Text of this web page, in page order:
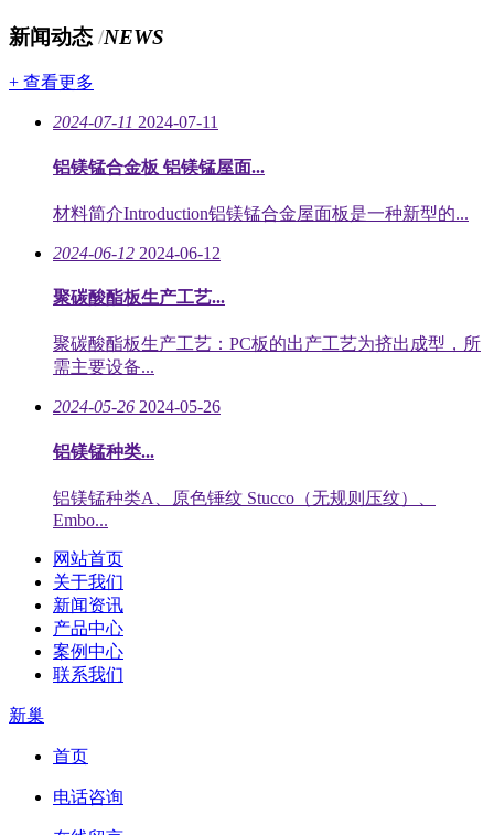
新闻动态 /NEWS
+ 查看更多
2024-07-11 2024-07-11
铝镁锰合金板 铝镁锰屋面...
材料简介Introduction铝镁锰合金屋面板是一种新型的...
2024-06-12 2024-06-12
聚碳酸酯板生产工艺...
聚碳酸酯板生产工艺：PC板的出产工艺为挤出成型，所
需主要设备...
2024-05-26 2024-05-26
铝镁锰种类...
铝镁锰种类A、原色锤纹 Stucco（无规则压纹）、
Embo...
网站首页
关于我们
新闻资讯
产品中心
案例中心
联系我们
新巢
首页
电话咨询